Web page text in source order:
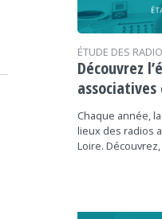
ÉTUDE DES
Découvrez
associatives
Chaque année,
lieux des radios
Loire.